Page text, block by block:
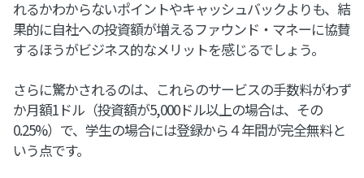
れるかわからないポイントやキャッシュバックよりも、結
果的に自社への投資額が増えるファウンド・マネーに協賛
するほうがビジネス的なメリットを感じるでしょう。
さらに驚かされるのは、これらのサービスの手数料がわず
か月額1ドル（投資額が5,000ドル以上の場合は、その
0.25%）で、学生の場合には登録から４年間が完全無料と
いう点です。